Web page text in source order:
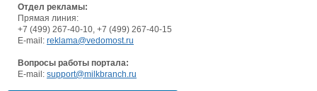
Отдел рекламы:
Прямая линия:
+7 (499) 267-40-10, +7 (499) 267-40-15
E-mail: reklama@vedomost.ru
Вопросы работы портала:
E-mail: support@milkbranch.ru